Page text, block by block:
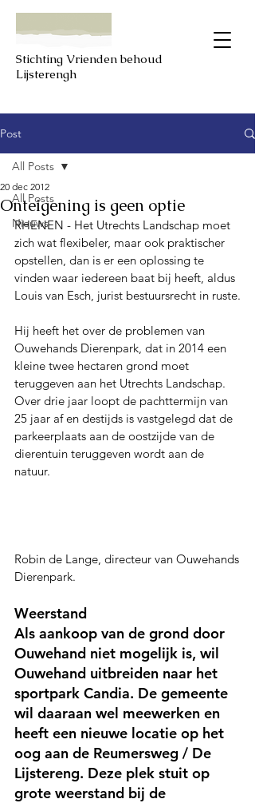
Stichting Vrienden behoud
Lijsterengh
Post
All Posts
Nieuws
All Posts
Onteigening is geen optie
20 dec 2012
RHENEN - Het Utrechts Landschap moet
zich wat flexibeler, maar ook praktischer
opstellen, dan is er een oplossing te
vinden waar iedereen baat bij heeft, aldus
Louis van Esch, jurist bestuursrecht in ruste.
Hij heeft het over de problemen van
Ouwehands Dierenpark, dat in 2014 een
kleine twee hectaren grond moet
teruggeven aan het Utrechts Landschap.
Over drie jaar loopt de pachttermijn van
25 jaar af en destijds is vastgelegd dat de
parkeerplaats aan de oostzijde van de
dierentuin teruggeven wordt aan de
natuur.
Robin de Lange, directeur van Ouwehands
Dierenpark.
Weerstand
Als aankoop van de grond door
Ouwehand niet mogelijk is, wil
Ouwehand uitbreiden naar het
sportpark Candia. De gemeente
wil daaraan wel meewerken en
heeft een nieuwe locatie op het
oog aan de Reumersweg / De
Lijstereng. Deze plek stuit op
grote weerstand bij de